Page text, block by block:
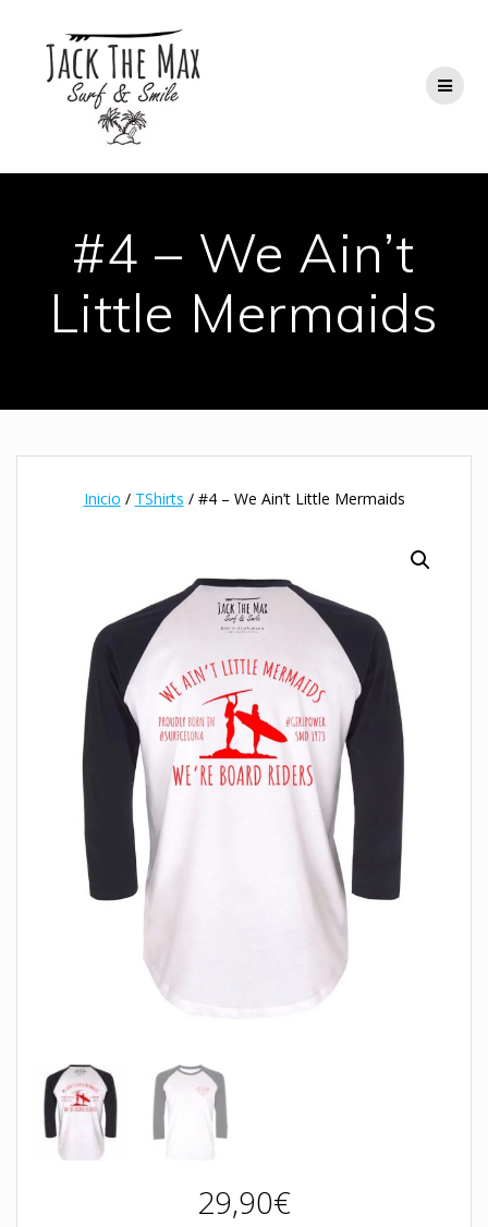
#4 – We Ain’t
Little Mermaids
Inicio / TShirts / #4 – We Ain’t Little Mermaids
29,90€